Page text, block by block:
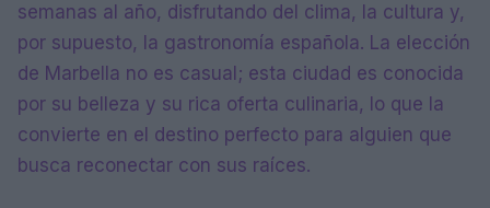
semanas al año, disfrutando del clima, la cultura y,
por supuesto, la gastronomía española. La elección
de Marbella no es casual; esta ciudad es conocida
por su belleza y su rica oferta culinaria, lo que la
convierte en el destino perfecto para alguien que
busca reconectar con sus raíces.